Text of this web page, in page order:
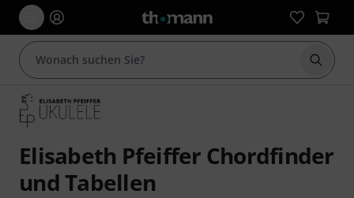
Suche
Elisabeth Pfeiffer Chordfinder
und Tabellen